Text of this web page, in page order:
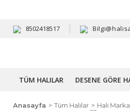
8502418517
TÜM HALILAR DESENE GÖRE
Anasayfa Tüm Halılar Halı